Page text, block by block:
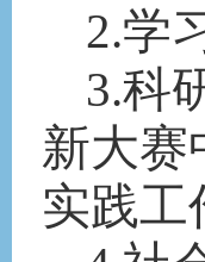
2.学
3.科
新大赛
实践工